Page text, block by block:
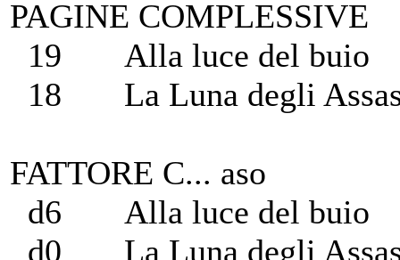
PAGINE COMPLESSIVE
19 Alla luce del buio
18 La Luna degli
FATTORE C... aso
d6 Alla luce del buio
d0 La Luna degli